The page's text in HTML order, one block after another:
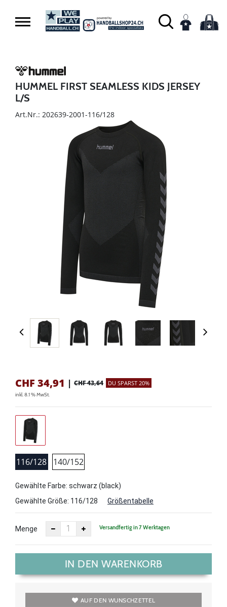
HUMMEL FIRST SEAMLESS KIDS JERSEY
L/S
Art.Nr.: 202639-2001-116/128
CHF 34,91 | CHF 43,64 DU SPARST 20%
inkl. 8.1 % MwSt.
116/128 140/152
Gewählte Farbe: schwarz (black)
Gewählte Größe: 116/128 Größentabelle
Menge Versandfertig in 7 Werktagen
IN DEN WARENKORB
AUF DEN WUNSCHZETTEL